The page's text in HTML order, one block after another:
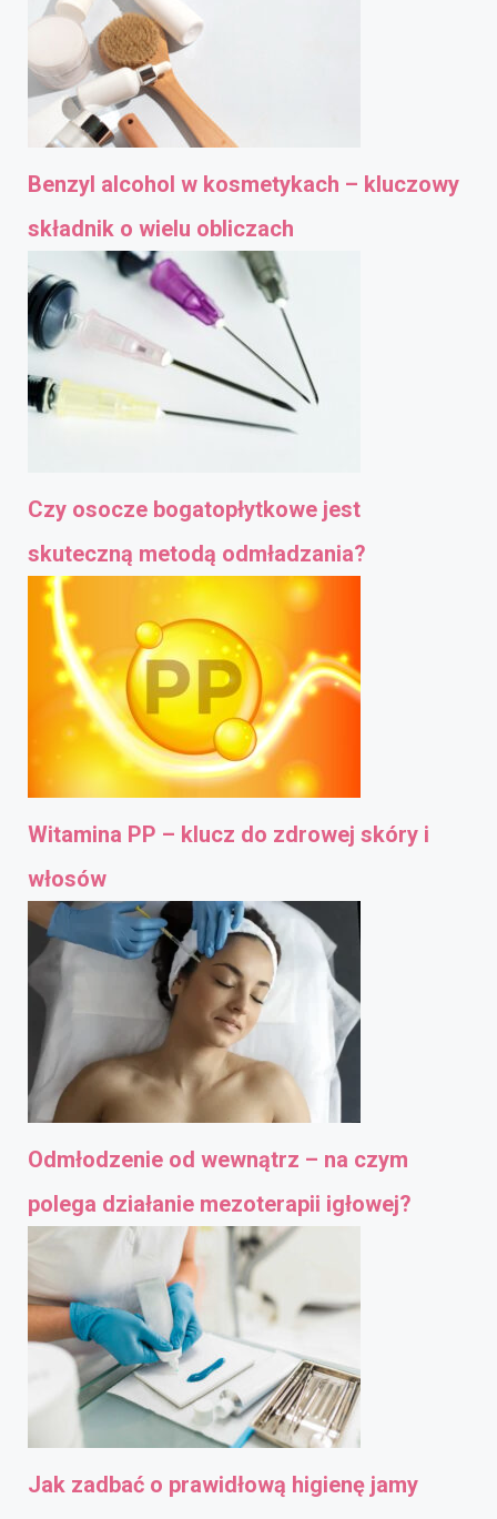
Benzyl alcohol w kosmetykach – kluczowy
składnik o wielu obliczach
Czy osocze bogatopłytkowe jest
skuteczną metodą odmładzania?
Witamina PP – klucz do zdrowej skóry i
włosów
Odmłodzenie od wewnątrz – na czym
polega działanie mezoterapii igłowej?
Jak zadbać o prawidłową higienę jamy